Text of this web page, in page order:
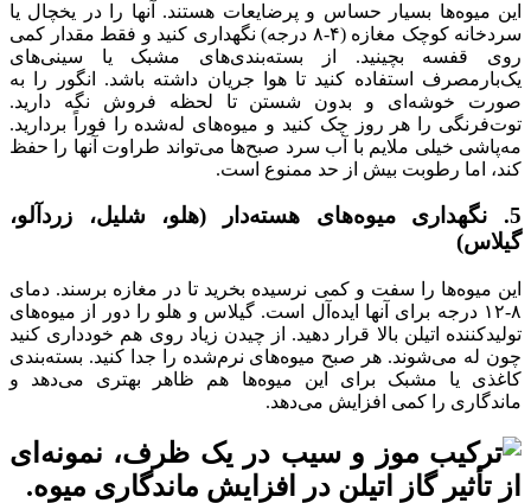
این میوه‌ها بسیار حساس و پرضایعات هستند. آنها را در یخچال یا
سردخانه کوچک مغازه (۴-۸ درجه) نگهداری کنید و فقط مقدار کمی
روی قفسه بچینید. از بسته‌بندی‌های مشبک یا سینی‌های
یک‌بارمصرف استفاده کنید تا هوا جریان داشته باشد. انگور را به
صورت خوشه‌ای و بدون شستن تا لحظه فروش نگه دارید.
توت‌فرنگی را هر روز چک کنید و میوه‌های له‌شده را فوراً بردارید.
مه‌پاشی خیلی ملایم با آب سرد صبح‌ها می‌تواند طراوت آنها را حفظ
کند، اما رطوبت بیش از حد ممنوع است.
5. نگهداری میوه‌های هسته‌دار (هلو، شلیل، زردآلو،
گیلاس)
این میوه‌ها را سفت و کمی نرسیده بخرید تا در مغازه برسند. دمای
۸-۱۲ درجه برای آنها ایده‌آل است. گیلاس و هلو را دور از میوه‌های
تولیدکننده اتیلن بالا قرار دهید. از چیدن زیاد روی هم خودداری کنید
چون له می‌شوند. هر صبح میوه‌های نرم‌شده را جدا کنید. بسته‌بندی
کاغذی یا مشبک برای این میوه‌ها هم ظاهر بهتری می‌دهد و
ماندگاری را کمی افزایش می‌دهد.